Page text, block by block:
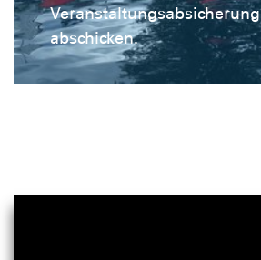
Veranstaltungsabsicherung
abschicken.